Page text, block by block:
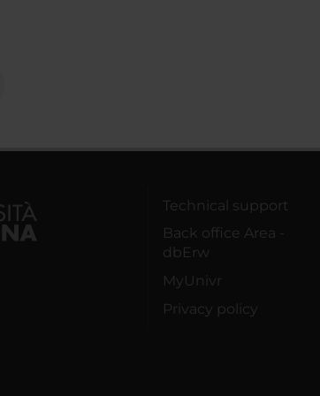
Technical support
Back office Area -
dbErw
MyUnivr
Privacy policy